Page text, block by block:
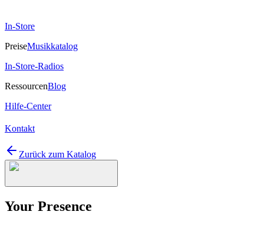
In-Store
PreiseMusikkatalog
In-Store-Radios
RessourcenBlog
Hilfe-Center
Kontakt
Zurück zum Katalog
Your Presence